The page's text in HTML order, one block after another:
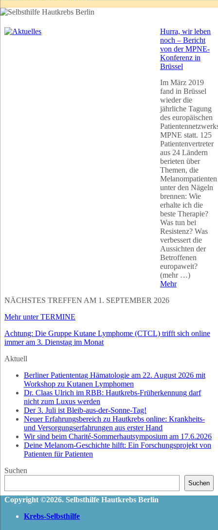
Hurra, wir leben
noch – Bericht
von der MPNE-
Konferenz in
Brüssel
Im März 2019
fand in Brüssel
wieder die
jährliche Tagung
des europäischen
MPNE statt. 125
Patientenvertreter
aus 24 Ländern
berieten über
Themen, die
Melanompatienten
unter den Nägeln
brennen: Wie
erhalte ich die
beste Therapie?
Was tun bei
Resistenz? Was
verbessert die
Aussichten der
Betroffenen
europaweit?
(mehr …)
Mehr
NÄCHSTES TREFFEN AM 1. SEPTEMBER 2026
Mehr unter TERMINE
Achtung: Die Gruppe Kutane Lymphome (CTCL) trifft sich online
immer am 3. Dienstag im Monat
Aktuell
Berliner Patiententag Hämatologie am 22. August 2026 mit
Workshop zu Kutanen Lymphomen
Dr. Claas Ulrich im RBB: Hautkrebs-Früherkennung darf
nicht zum Luxus werden
Der 3. Juli ist Bleib-aus-der-Sonne-Tag!
Neuer Erfahrungsbereich zu Hautkrebs online: Krankheits-
und Versorgungserfahrungen aus erster Hand
Wir sind beim Charité-Sommerhautsymposium am 17.6.2026
Deine Melanom-Geschichte hilft: Ein Forschungsprojekt von
Patienten für Patienten
Suchen
Suchen
Copyright ©2026. Selbsthilfe Hautkrebs Berlin
Krebs-Selbsthilfe